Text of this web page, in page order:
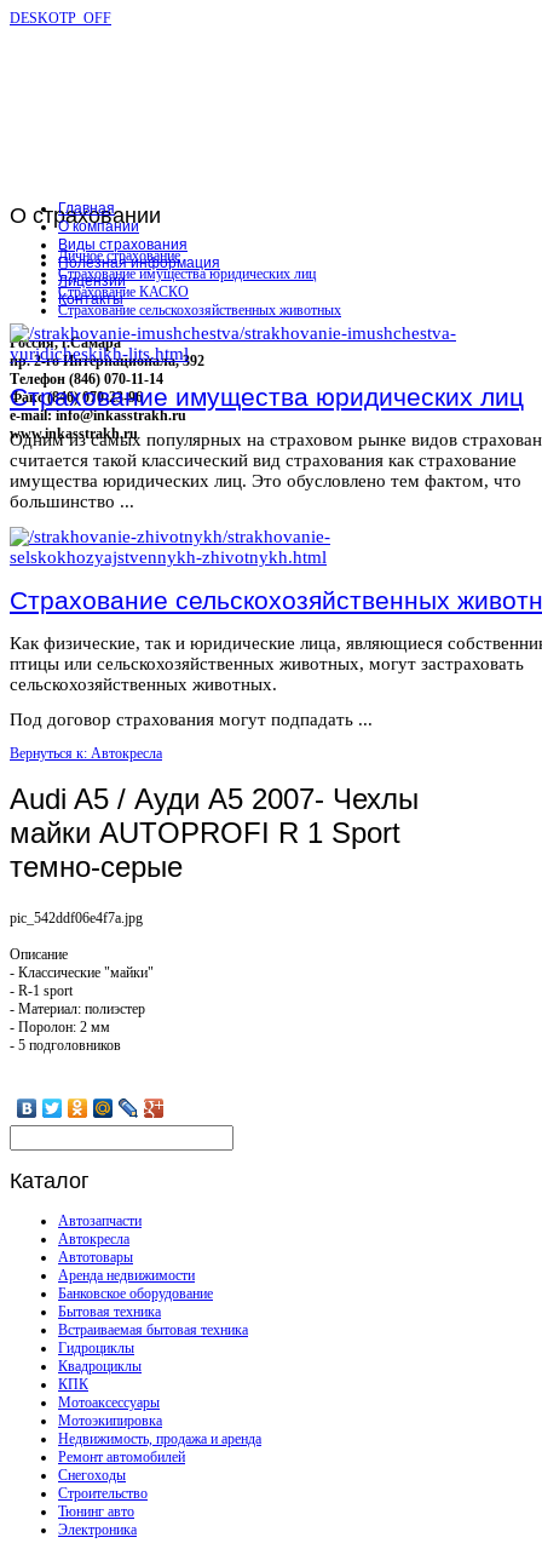
DESKOTP_OFF
О страховании
Личное страхование
Страхование имущества юридических лиц
Страхование КАСКО
Страхование сельскохозяйственных животных
Россия, г.Самара
пр. 2-го Интернационала, 392
Телефон (846) 070-11-14
Факс (846) 070-23-96
e-mail: info@inkasstrakh.ru
www.inkasstrakh.ru
Главная
О компании
Виды страхования
Полезная информация
Лицензии
Контакты
Страхование имущества юридических лиц
Одним из самых популярных на страховом рынке видов
считается такой классический вид страхования как страхование
имущества юридических лиц. Это обусловлено тем фактом, что
большинство ...
Страхование сельскохозяйственных
Как физические, так и юридические лица, являющиеся
птицы или сельскохозяйственных животных, могут застраховать
сельскохозяйственных животных.
Под договор страхования могут подпадать ...
Вернуться к: Автокресла
Audi A5 / Ауди А5 2007- Чехлы
майки AUTOPROFI R 1 Sport
темно-серые
pic_542ddf06e4f7a.jpg
Описание
- Классические "майки"
- R-1 sport
- Материал: полиэстер
- Поролон: 2 мм
- 5 подголовников
Каталог
Автозапчасти
Автокресла
Автотовары
Аренда недвижимости
Банковское оборудование
Бытовая техника
Встраиваемая бытовая техника
Гидроциклы
Квадроциклы
КПК
Мотоаксессуары
Мотоэкипировка
Недвижимость, продажа и аренда
Ремонт автомобилей
Снегоходы
Строительство
Тюнинг авто
Электроника